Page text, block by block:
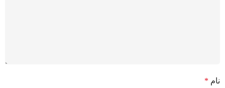
نام *